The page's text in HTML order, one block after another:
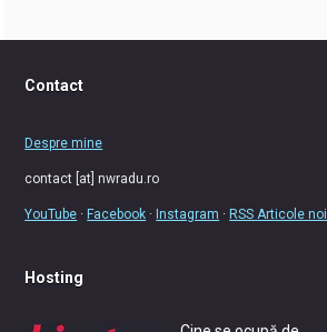
Contact
Despre mine
contact [at] nwradu.ro
YouTube · Facebook · Instagram · RSS Articole noi
Hosting